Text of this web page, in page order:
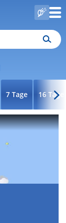
7 Tage 16 Tage